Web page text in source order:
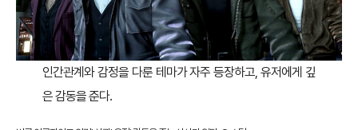
인간관계와 감정을 다룬 테마가 자주 등장하고, 유저에게 깊
은 감동을 준다.